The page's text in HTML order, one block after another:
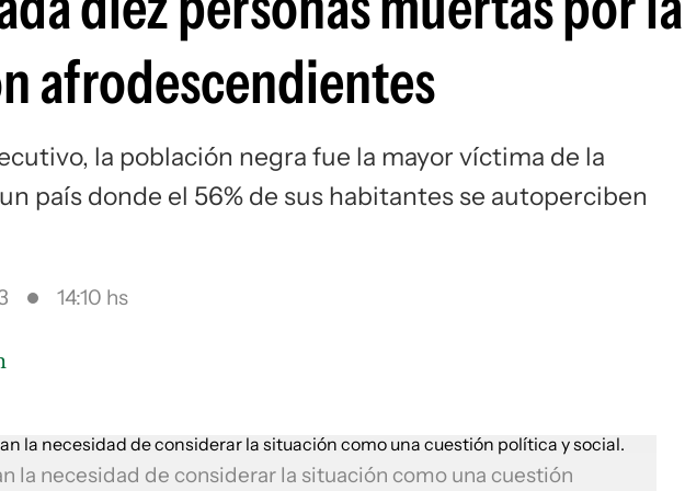
afrodescendientes
la población negra fue la mayor víctima de la
país donde el 56% de sus habitantes se autoperciben
14:10 hs
la necesidad de considerar la situación como una cuestión